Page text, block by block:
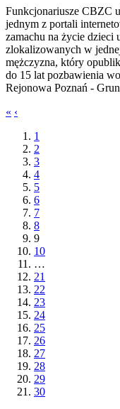
Funkcjonariusze CBZC
jednym z portali
zamachu na życie dzieci
zlokalizowanych w
mężczyzna, który
do 15 lat pozbawienia
Rejonowa Poznań -
« ‹
1
2
3
4
5
6
7
8
9
10
…
21
22
23
24
25
26
27
28
29
30